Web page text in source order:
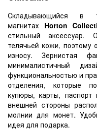
Складывающийся в
магнитах Horton
стильный аксессуар.
телячьей кожи, поэтому
износу. Зернистая
минималистичный
функциональностью и
отделения, которые
купюры, карты,
внешней стороны
молнии для монет.
идея для подарка.